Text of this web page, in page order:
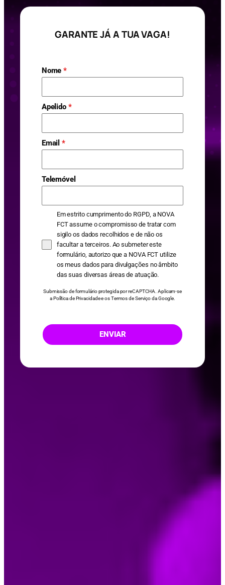
GARANTE JÁ A TUA VAGA!
Nome*
Apelido *
Email*
Telemóvel
Em estrito cumprimento do RGPD, a NOVA
FCT assume o compromisso de tratar com
sigilo os dados recolhidos e de não os
facultar a terceiros. Ao submeter este
formulário, autorizo que a NOVA FCT utilize
os meus dados para divulgações no âmbito
das suas diversas áreas de atuação.
Submissão de formulário protegida por reCAPTCHA. Aplicam-se
aPolítica de Privacidadee osTermos de Serviçoda Google.
ENVIAR